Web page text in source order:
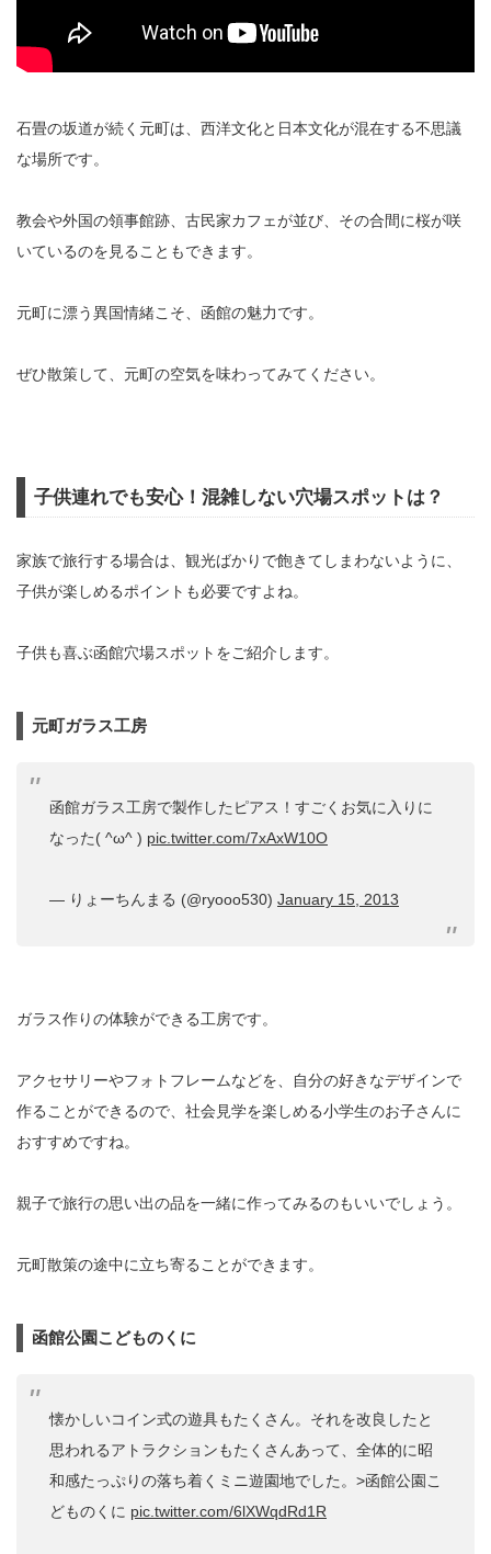
石畳の坂道が続く元町は、西洋文化と日本文化が混在する不思議
な場所です。
教会や外国の領事館跡、古民家カフェが並び、その合間に桜が咲
いているのを見ることもできます。
元町に漂う異国情緒こそ、函館の魅力です。
ぜひ散策して、元町の空気を味わってみてください。
子供連れでも安心！混雑しない穴場スポットは？
家族で旅行する場合は、観光ばかりで飽きてしまわないように、
子供が楽しめるポイントも必要ですよね。
子供も喜ぶ函館穴場スポットをご紹介します。
元町ガラス工房
函館ガラス工房で製作したピアス！すごくお気に入りに
なった( ^ω^ ) pic.twitter.com/7xAxW10O
— りょーちんまる (@ryooo530) January 15, 2013
ガラス作りの体験ができる工房です。
アクセサリーやフォトフレームなどを、自分の好きなデザインで
作ることができるので、社会見学を楽しめる小学生のお子さんに
おすすめですね。
親子で旅行の思い出の品を一緒に作ってみるのもいいでしょう。
元町散策の途中に立ち寄ることができます。
函館公園こどものくに
懐かしいコイン式の遊具もたくさん。それを改良したと
思われるアトラクションもたくさんあって、全体的に昭
和感たっぷりの落ち着くミニ遊園地でした。>函館公園こ
どものくに pic.twitter.com/6lXWqdRd1R